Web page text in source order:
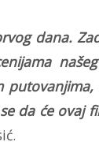
dana.
da će ovaj